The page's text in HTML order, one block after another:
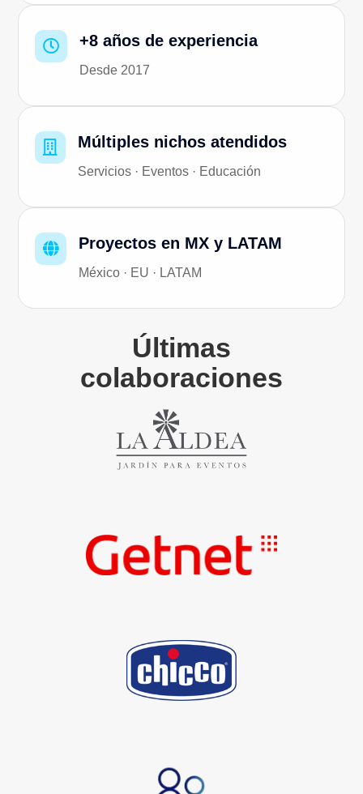
 +8 años de experiencia
Desde 2017
 Múltiples nichos atendidos
Servicios · Eventos · Educación
 Proyectos en MX y LATAM
México · EU · LATAM
Últimas
colaboraciones